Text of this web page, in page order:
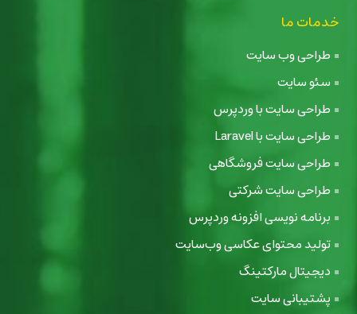
خدمات ما
طراحی وب سایت
سئو سایت
طراحی سایت با وردپرس
طراحی سایت با Laravel
طراحی سایت فروشگاهی
طراحی سایت شرکتی
برنامه نویسی افزونه وردپرس
تولید محتوای عکاسی وب‌سایت
دیجیتال مارکتینگ
پشتیبانی سایت